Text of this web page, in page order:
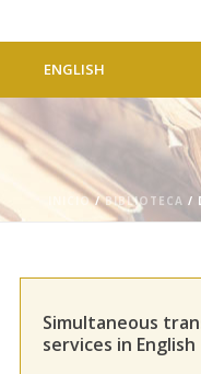
ENGLISH
INICIO/BIBLIOTECA /
Simultaneous
services in English